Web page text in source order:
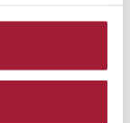
recursos que